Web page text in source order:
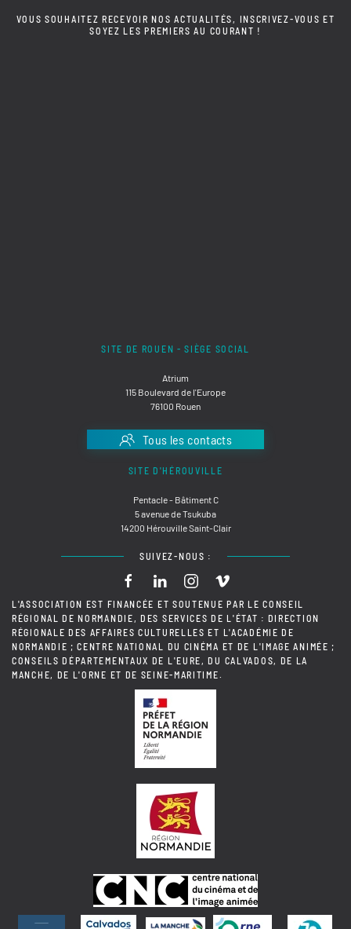
VOUS SOUHAITEZ RECEVOIR NOS ACTUALITÉS, INSCRIVEZ-VOUS ET
SOYEZ LES PREMIERS AU COURANT !
SITE DE ROUEN - SIÈGE SOCIAL
Atrium
115 Boulevard de l'Europe
76100 Rouen
Tous les contacts
SITE D'HÉROUVILLE
Pentacle - Bâtiment C
5 avenue de Tsukuba
14200 Hérouville Saint-Clair
SUIVEZ-NOUS :
L'ASSOCIATION EST FINANCÉE ET SOUTENUE PAR LE CONSEIL
RÉGIONAL DE NORMANDIE, DES SERVICES DE L'ÉTAT : DIRECTION
RÉGIONALE DES AFFAIRES CULTURELLES ET L'ACADÉMIE DE
NORMANDIE ; CENTRE NATIONAL DU CINÉMA ET DE L'IMAGE ANIMÉE ;
CONSEILS DÉPARTEMENTAUX DE L'EURE, DU CALVADOS, DE LA
MANCHE, DE L'ORNE ET DE SEINE-MARITIME.